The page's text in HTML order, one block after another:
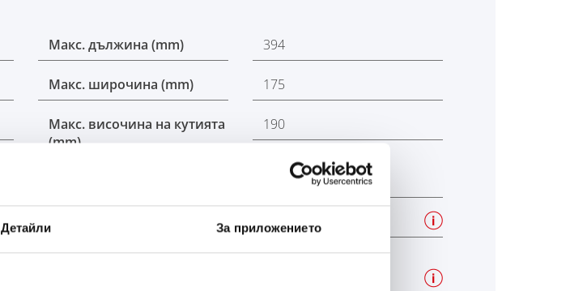
Детайли За приложението
Макс. дължина (mm) 394
Макс. широчина (mm) 175
Макс. височина на кутията
(mm)
190
Характеристики на
mGGA